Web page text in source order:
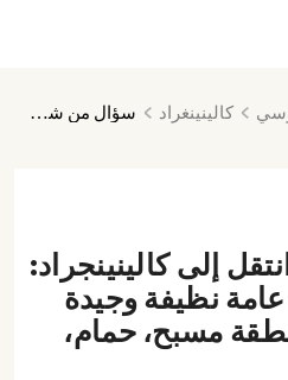
كالينينغراد سؤال من شخص انتقل إلى كالينينجراد: هل هناك حمامات عامة نظيفة وجيدة وجديدة هنا؟ مع منطقة مسبح، حمام، دش؟
إلى كالينينجراد:
نظيفة وجيدة
مسبح، حمام،